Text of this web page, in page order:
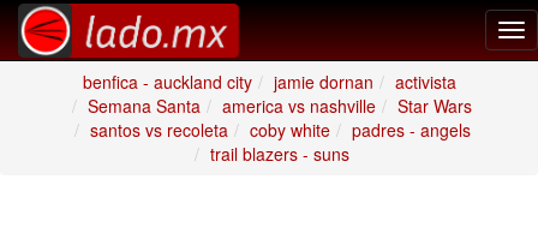
benfica - auckland city
jamie dornan
activista
Semana Santa
america vs nashville
Star Wars
santos vs recoleta
coby white
padres - angels
trail blazers - suns